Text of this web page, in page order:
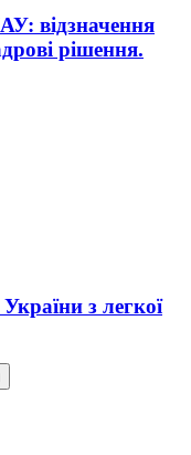
відзначення
рішення.
з легкої